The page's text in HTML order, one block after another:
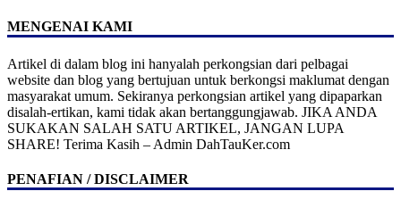
MENGENAI KAMI
Artikel di dalam blog ini hanyalah perkongsian dari pelbagai
website dan blog yang bertujuan untuk berkongsi maklumat dengan
masyarakat umum. Sekiranya perkongsian artikel yang dipaparkan
disalah-ertikan, kami tidak akan bertanggungjawab. JIKA ANDA
SUKAKAN SALAH SATU ARTIKEL, JANGAN LUPA
SHARE! Terima Kasih – Admin DahTauKer.com
PENAFIAN / DISCLAIMER